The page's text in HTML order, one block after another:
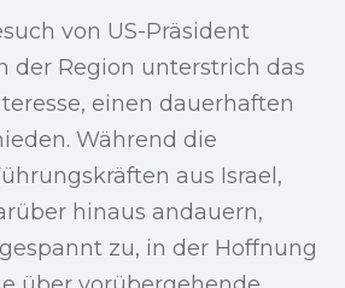
von US-Präsident
der Region unterstrich das
einen dauerhaften
Während die
aus Israel,
hinaus andauern,
zu, in der Hoffnung